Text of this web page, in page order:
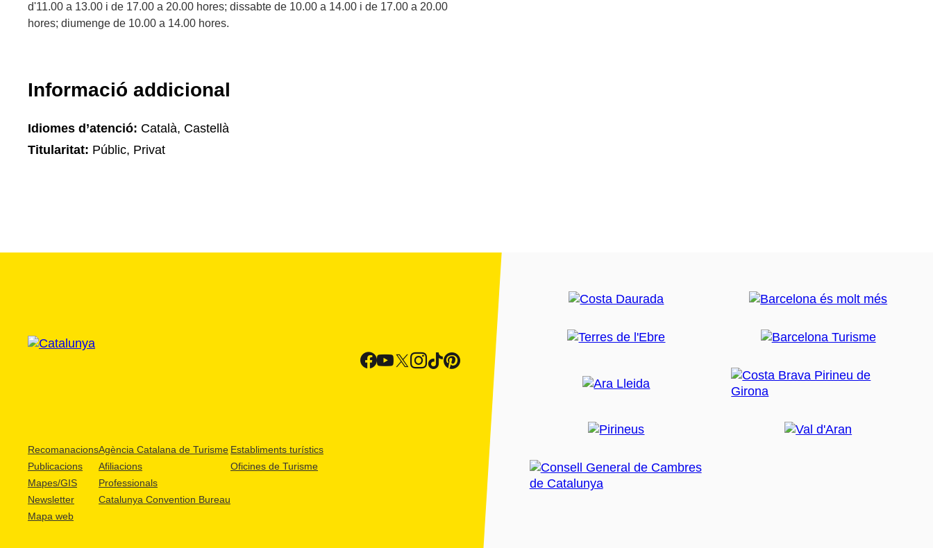
d'11.00 a 13.00 i de 17.00 a 20.00 hores; dissabte de 10.00 a 14.00 i de 17.00 a 20.00
hores; diumenge de 10.00 a 14.00 hores.
Informació addicional
Idiomes d’atenció: Català, Castellà
Titularitat: Públic, Privat
Recomanacions
Publicacions
Mapes/GIS
Newsletter
Mapa web
Agència Catalana de Turisme
Afiliacions
Professionals
Catalunya Convention Bureau
Establiments turístics
Oficines de Turisme